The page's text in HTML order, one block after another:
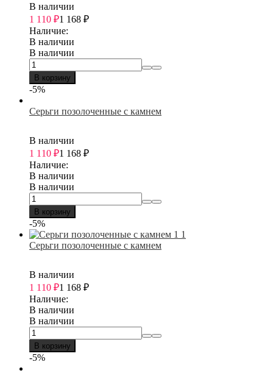
В наличии
1 110 ₽1 168 ₽
Наличие:
В наличии
В наличии
В корзину
-5%
Серьги позолоченные с камнем
В наличии
1 110 ₽1 168 ₽
Наличие:
В наличии
В наличии
В корзину
-5%
Серьги позолоченные с камнем
В наличии
1 110 ₽1 168 ₽
Наличие:
В наличии
В наличии
В корзину
-5%